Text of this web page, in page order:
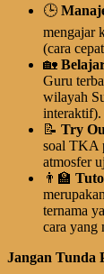
🕒
mengajar
(cara
🏡
Guru
wilayah
interaktif).
📝 Try
soal TKA
atmosfer
👨‍🏫
ternama
cara yang
Jangan Tunda